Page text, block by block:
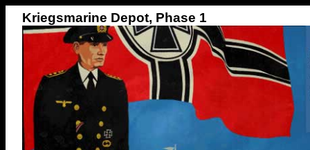
Kriegsmarine Depot, Phase 1